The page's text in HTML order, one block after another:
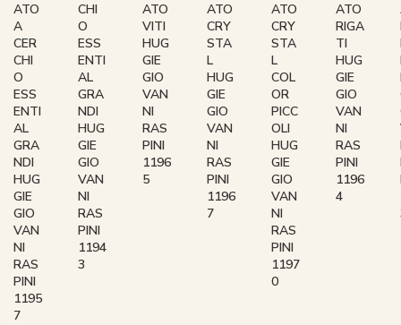
ATO
A
CER
CHI
O
ESS
ENTI
AL
GRA
NDI
HUG
GIE
GIO
VAN
NI
RAS
PINI
1195
7
CHI
O
ESS
ENTI
AL
GRA
NDI
HUG
GIE
GIO
VAN
NI
RAS
PINI
1194
3
ATO
VITI
HUG
GIE
GIO
VAN
NI
RAS
PINI
1196
5
ATO
CRY
STA
L
HUG
GIE
GIO
VAN
NI
RAS
PINI
1196
7
ATO
CRY
STA
L
COL
OR
PICC
OLI
HUG
GIE
GIO
VAN
NI
RAS
PINI
1197
0
ATO
RIGA
TI
HUG
GIE
GIO
VAN
NI
RAS
PINI
1196
4